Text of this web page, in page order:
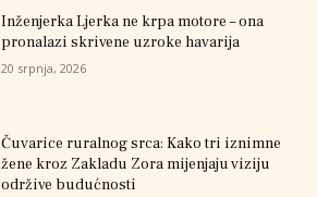
Inženjerka Ljerka ne krpa motore – ona
pronalazi skrivene uzroke havarija
20 srpnja, 2026
Čuvarice ruralnog srca: Kako tri iznimne
žene kroz Zakladu Zora mijenjaju viziju
održive budućnosti